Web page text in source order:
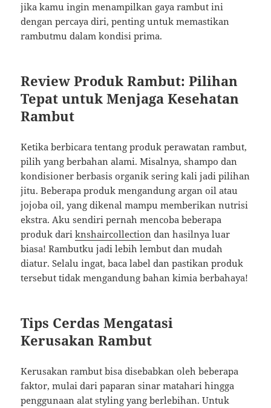
jika kamu ingin menampilkan gaya rambut ini
dengan percaya diri, penting untuk memastikan
rambutmu dalam kondisi prima.
Review Produk Rambut: Pilihan
Tepat untuk Menjaga Kesehatan
Rambut
Ketika berbicara tentang produk perawatan rambut,
pilih yang berbahan alami. Misalnya, shampo dan
kondisioner berbasis organik sering kali jadi pilihan
jitu. Beberapa produk mengandung argan oil atau
jojoba oil, yang dikenal mampu memberikan nutrisi
ekstra. Aku sendiri pernah mencoba beberapa
produk dariknshaircollection dan hasilnya luar
biasa! Rambutku jadi lebih lembut dan mudah
diatur. Selalu ingat, baca label dan pastikan produk
tersebut tidak mengandung bahan kimia berbahaya!
Tips Cerdas Mengatasi
Kerusakan Rambut
Kerusakan rambut bisa disebabkan oleh beberapa
faktor, mulai dari paparan sinar matahari hingga
penggunaan alat styling yang berlebihan. Untuk